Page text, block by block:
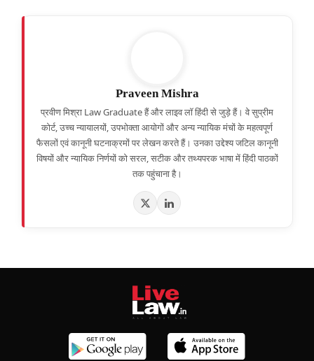
Praveen Mishra
प्रवीण मिश्रा Law Graduate हैं और लाइव लॉ हिंदी से जुड़े हैं। वे सुप्रीम
कोर्ट, उच्च न्यायालयों, उपभोक्ता आयोगों और अन्य न्यायिक मंचों के महत्वपूर्ण
फैसलों एवं कानूनी घटनाक्रमों पर लेखन करते हैं। उनका उद्देश्य जटिल कानूनी
विषयों और न्यायिक निर्णयों को सरल, सटीक और तथ्यपरक भाषा में हिंदी पाठकों
तक पहुंचाना है।